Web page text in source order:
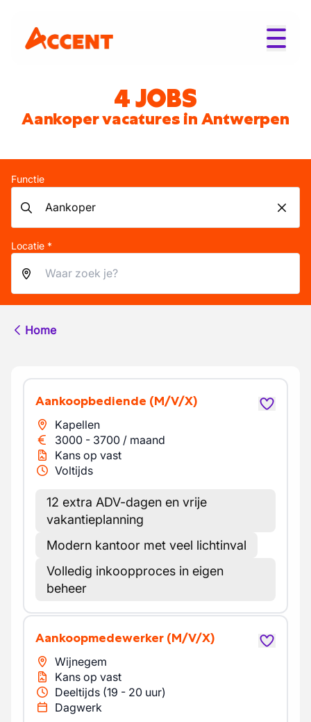
4 JOBS
Aankoper vacatures in Antwerpen
Functie
Locatie *
Home
Aankoopbediende (M/V/X)
Kapellen
3000 - 3700 / maand
Kans op vast
Voltijds
12 extra ADV-dagen en vrije
vakantieplanning
Modern kantoor met veel lichtinval
Volledig inkoopproces in eigen
beheer
Aankoopmedewerker (M/V/X)
Wijnegem
Kans op vast
Deeltijds (19 - 20 uur)
Dagwerk